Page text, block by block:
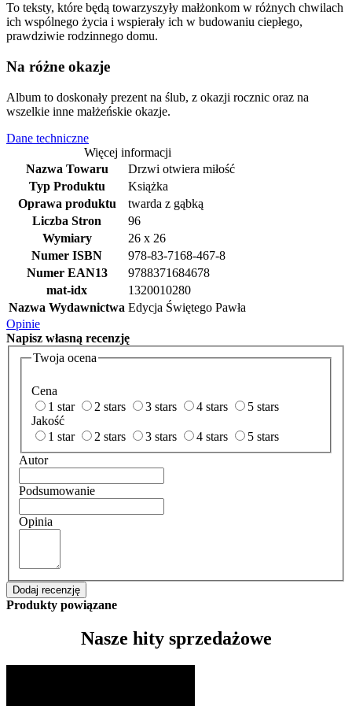
To teksty, które będą towarzyszyły małżonkom w różnych chwilach
ich wspólnego życia i wspierały ich w budowaniu ciepłego,
prawdziwie rodzinnego domu.
Na różne okazje
Album to doskonały prezent na ślub, z okazji rocznic oraz na
wszelkie inne małżeńskie okazje.
Dane techniczne
Więcej informacji
Nazwa Towaru
Drzwi otwiera miłość
Typ Produktu
Książka
Oprawa produktu
twarda z gąbką
Liczba Stron
96
Wymiary
26 x 26
Numer ISBN
978-83-7168-467-8
Numer EAN13
9788371684678
mat-idx
1320010280
Nazwa Wydawnictwa Edycja Świętego Pawła
Opinie
Napisz własną recenzję
Twoja ocena
Cena
1 star
2 stars 3 stars 4 stars
5 stars
Jakość
1 star
2 stars 3 stars 4 stars
5 stars
Autor
Podsumowanie
Opinia
Dodaj recenzję
Produkty powiązane
Nasze hity sprzedażowe